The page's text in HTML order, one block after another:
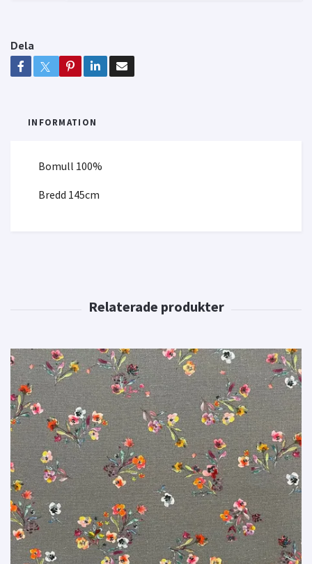
Dela
INFORMATION
Bomull 100%
Bredd 145cm